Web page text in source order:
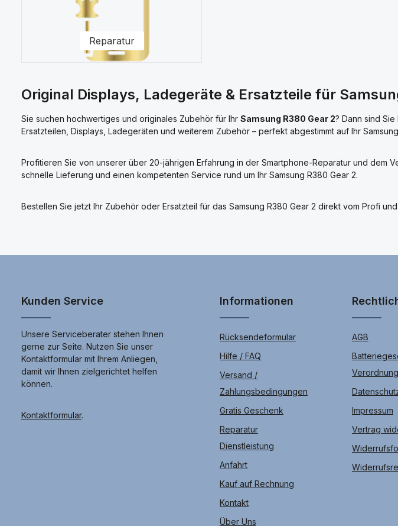
Reparatur
Original Displays, Ladegeräte & Ersatzteile für
Sie suchen hochwertiges und originales Zubehör für Ihr Samsung R380 Gear 2? Dann sind
Ersatzteilen, Displays, Ladegeräten und weiterem Zubehör – perfekt abgestimmt auf Ihr
Profitieren Sie von unserer über 20-jährigen Erfahrung in der Smartphone-Reparatur und dem
schnelle Lieferung und einen kompetenten Service rund um Ihr Samsung R380 Gear 2.
Bestellen Sie jetzt Ihr Zubehör oder Ersatzteil für das Samsung R380 Gear 2 direkt vom Profi
Kunden Service
Unsere Serviceberater stehen Ihnen
gerne zur Seite. Nutzen Sie unser
Kontaktformular mit Ihrem Anliegen,
damit wir Ihnen zielgerichtet helfen
können.
Kontaktformular.
Informationen
Rücksendeformular
Hilfe / FAQ
Versand /
Zahlungsbedingungen
Gratis Geschenk
Reparatur
Dienstleistung
Anfahrt
Kauf auf Rechnung
Kontakt
Über Uns
AGB
Verordnung
Impressum
Vertrag